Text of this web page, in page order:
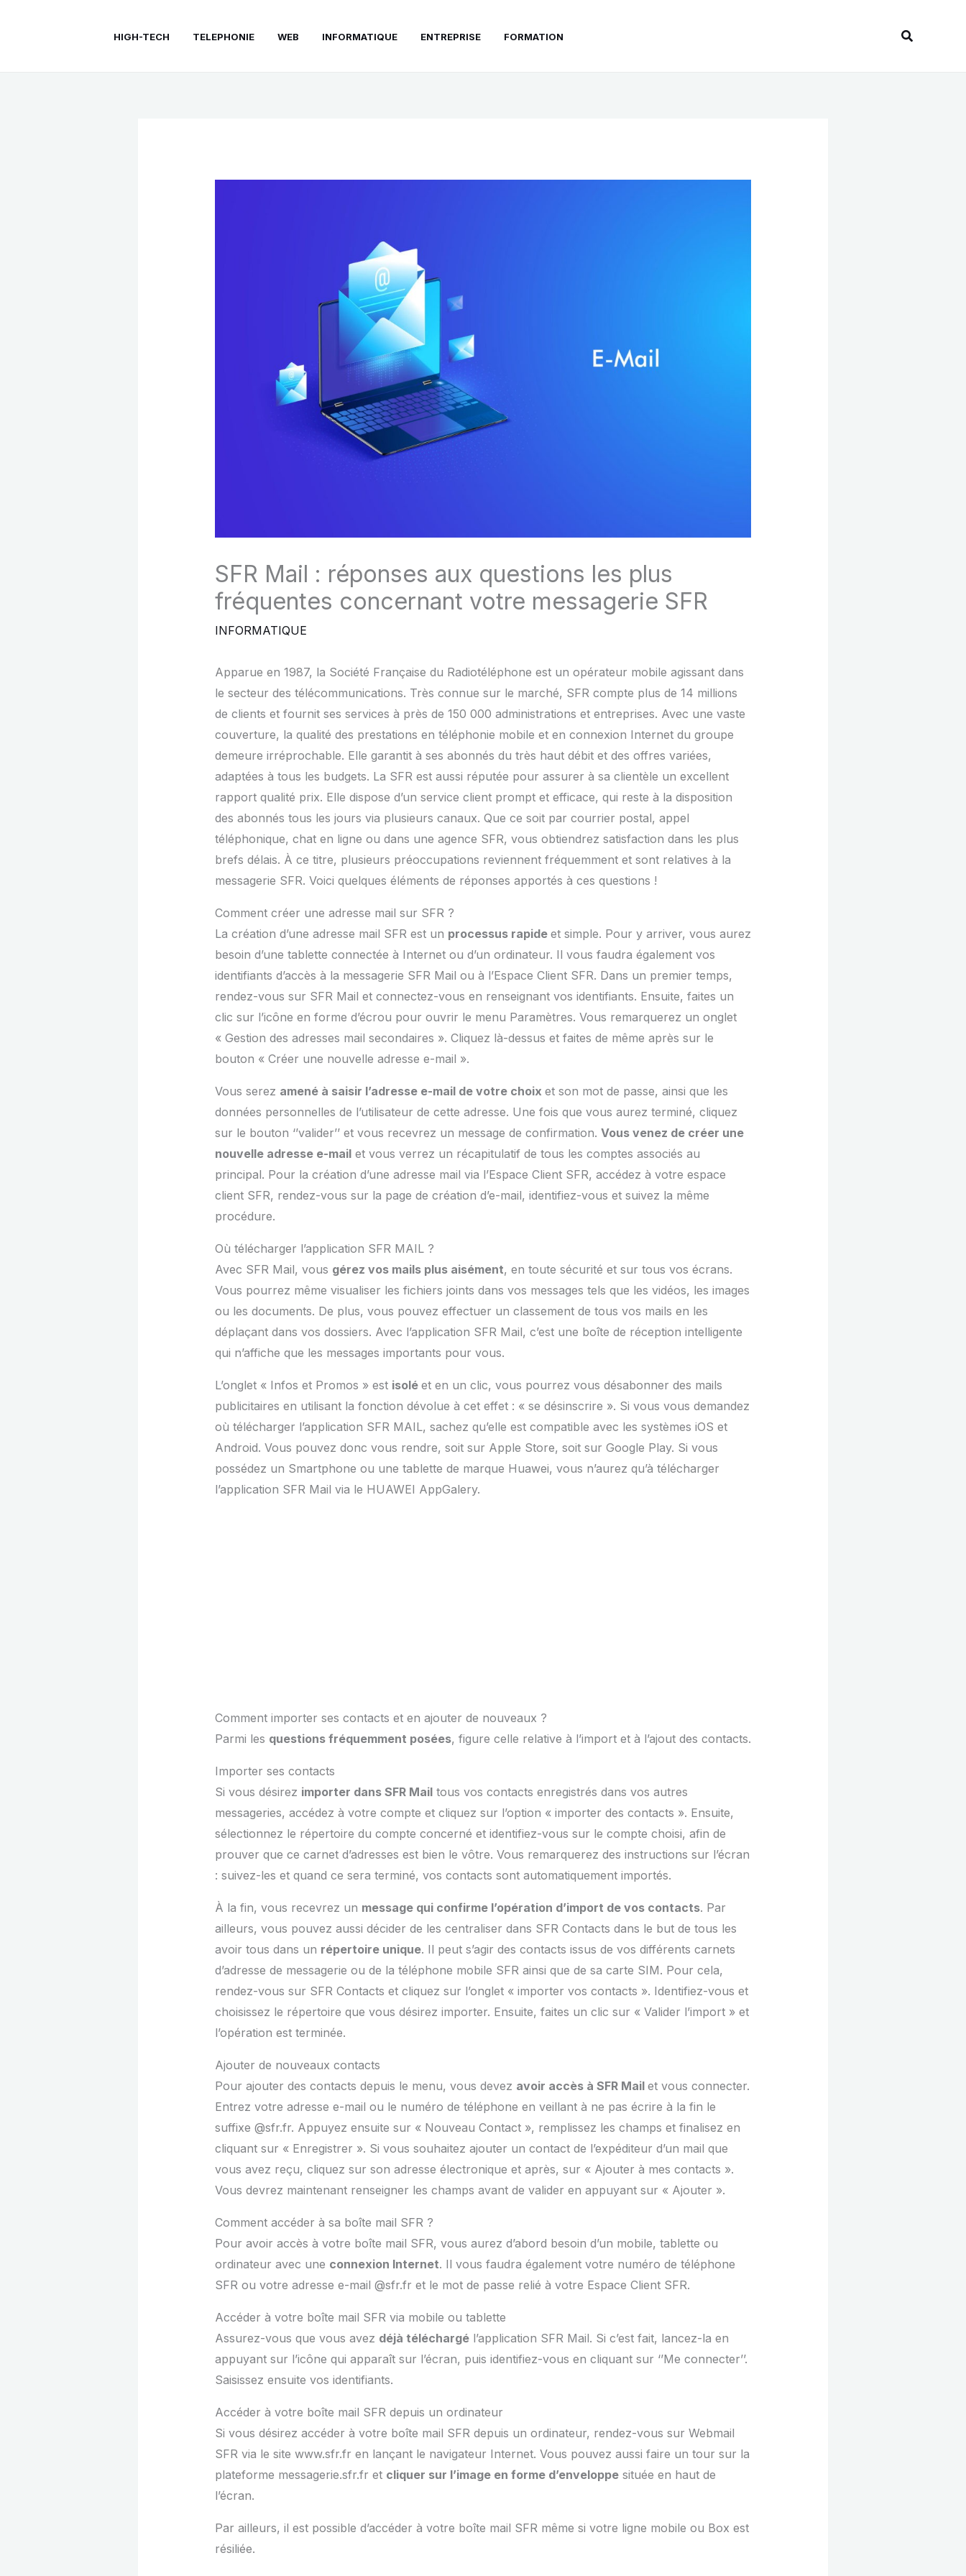
HIGH-TECH TELEPHONIE WEB INFORMATIQUE ENTREPRISE FORMATION
SFR Mail : réponses aux questions les plus
fréquentes concernant votre messagerie SFR
INFORMATIQUE
Apparue en 1987, la Société Française du Radiotéléphone est un opérateur mobile agissant dans
le secteur des télécommunications. Très connue sur le marché, SFR compte plus de 14 millions
de clients et fournit ses services à près de 150 000 administrations et entreprises. Avec une vaste
couverture, la qualité des prestations en téléphonie mobile et en connexion Internet du groupe
demeure irréprochable. Elle garantit à ses abonnés du très haut débit et des offres variées,
adaptées à tous les budgets. La SFR est aussi réputée pour assurer à sa clientèle un excellent
rapport qualité prix. Elle dispose d’un service client prompt et efficace, qui reste à la disposition
des abonnés tous les jours via plusieurs canaux. Que ce soit par courrier postal, appel
téléphonique, chat en ligne ou dans une agence SFR, vous obtiendrez satisfaction dans les plus
brefs délais. À ce titre, plusieurs préoccupations reviennent fréquemment et sont relatives à la
messagerie SFR. Voici quelques éléments de réponses apportés à ces questions !
Comment créer une adresse mail sur SFR ?
La création d’une adresse mail SFR est un processus rapide et simple. Pour y arriver, vous aurez
besoin d’une tablette connectée à Internet ou d’un ordinateur. Il vous faudra également vos
identifiants d’accès à la messagerie SFR Mail ou à l’Espace Client SFR. Dans un premier temps,
rendez-vous sur SFR Mail et connectez-vous en renseignant vos identifiants. Ensuite, faites un
clic sur l’icône en forme d’écrou pour ouvrir le menu Paramètres. Vous remarquerez un onglet
« Gestion des adresses mail secondaires ». Cliquez là-dessus et faites de même après sur le
bouton « Créer une nouvelle adresse e-mail ».
Vous serez amené à saisir l’adresse e-mail de votre choix et son mot de passe, ainsi que les
données personnelles de l’utilisateur de cette adresse. Une fois que vous aurez terminé, cliquez
sur le bouton ‘’valider’’ et vous recevrez un message de confirmation. Vous venez de créer une
nouvelle adresse e-mailet vous verrez un récapitulatif de tous les comptes associés au
principal. Pour la création d’une adresse mail via l’Espace Client SFR, accédez à votre espace
client SFR, rendez-vous sur la page de création d’e-mail, identifiez-vous et suivez la même
procédure.
Où télécharger l’application SFR MAIL ?
Avec SFR Mail, vous gérez vos mails plus aisément, en toute sécurité et sur tous vos écrans.
Vous pourrez même visualiser les fichiers joints dans vos messages tels que les vidéos, les images
ou les documents. De plus, vous pouvez effectuer un classement de tous vos mails en les
déplaçant dans vos dossiers. Avec l’application SFR Mail, c’est une boîte de réception intelligente
qui n’affiche que les messages importants pour vous.
L’onglet « Infos et Promos » est isolé et en un clic, vous pourrez vous désabonner des mails
publicitaires en utilisant la fonction dévolue à cet effet : « se désinscrire ». Si vous vous demandez
où télécharger l’application SFR MAIL, sachez qu’elle est compatible avec les systèmes iOS et
Android. Vous pouvez donc vous rendre, soit sur Apple Store, soit sur Google Play. Si vous
possédez un Smartphone ou une tablette de marque Huawei, vous n’aurez qu’à télécharger
l’application SFR Mail via le HUAWEI AppGalery.
Comment importer ses contacts et en ajouter de nouveaux ?
Parmi les questions fréquemment posées, figure celle relative à l’import et à l’ajout des contacts.
Importer ses contacts
Si vous désirez importer dans SFR Mailtous vos contacts enregistrés dans vos autres
messageries, accédez à votre compte et cliquez sur l’option « importer des contacts ». Ensuite,
sélectionnez le répertoire du compte concerné et identifiez-vous sur le compte choisi, afin de
prouver que ce carnet d’adresses est bien le vôtre. Vous remarquerez des instructions sur l’écran
: suivez-les et quand ce sera terminé, vos contacts sont automatiquement importés.
À la fin, vous recevrez un message qui confirme l’opération d’import de vos contacts. Par
ailleurs, vous pouvez aussi décider de les centraliser dans SFR Contacts dans le but de tous les
avoir tous dans un répertoire unique. Il peut s’agir des contacts issus de vos différents carnets
d’adresse de messagerie ou de la téléphone mobile SFR ainsi que de sa carte SIM. Pour cela,
rendez-vous sur SFR Contacts et cliquez sur l’onglet « importer vos contacts ». Identifiez-vous et
choisissez le répertoire que vous désirez importer. Ensuite, faites un clic sur « Valider l’import » et
l’opération est terminée.
Ajouter de nouveaux contacts
Pour ajouter des contacts depuis le menu, vous devez avoir accès à SFR Mail et vous connecter.
Entrez votre adresse e-mail ou le numéro de téléphone en veillant à ne pas écrire à la fin le
suffixe @sfr.fr. Appuyez ensuite sur « Nouveau Contact », remplissez les champs et finalisez en
cliquant sur « Enregistrer ». Si vous souhaitez ajouter un contact de l’expéditeur d’un mail que
vous avez reçu, cliquez sur son adresse électronique et après, sur « Ajouter à mes contacts ».
Vous devrez maintenant renseigner les champs avant de valider en appuyant sur « Ajouter ».
Comment accéder à sa boîte mail SFR ?
Pour avoir accès à votre boîte mail SFR, vous aurez d’abord besoin d’un mobile, tablette ou
ordinateur avec une connexion Internet. Il vous faudra également votre numéro de téléphone
SFR ou votre adresse e-mail @sfr.fr et le mot de passe relié à votre Espace Client SFR.
Accéder à votre boîte mail SFR via mobile ou tablette
Assurez-vous que vous avez déjà téléchargél’application SFR Mail. Si c’est fait, lancez-la en
appuyant sur l’icône qui apparaît sur l’écran, puis identifiez-vous en cliquant sur ‘’Me connecter’’.
Saisissez ensuite vos identifiants.
Accéder à votre boîte mail SFR depuis un ordinateur
Si vous désirez accéder à votre boîte mail SFR depuis un ordinateur, rendez-vous sur Webmail
SFR via le site www.sfr.fr en lançant le navigateur Internet. Vous pouvez aussi faire un tour sur la
plateforme messagerie.sfr.fr et cliquer sur l’image en forme d’enveloppesituée en haut de
l’écran.
Par ailleurs, il est possible d’accéder à votre boîte mail SFR même si votre ligne mobile ou Box est
résiliée.